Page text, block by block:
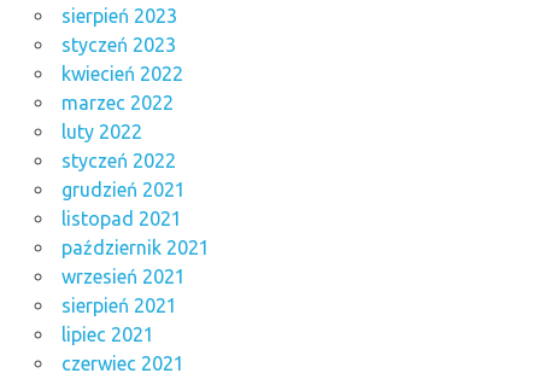
sierpień 2023
styczeń 2023
kwiecień 2022
marzec 2022
luty 2022
styczeń 2022
grudzień 2021
listopad 2021
październik 2021
wrzesień 2021
sierpień 2021
lipiec 2021
czerwiec 2021